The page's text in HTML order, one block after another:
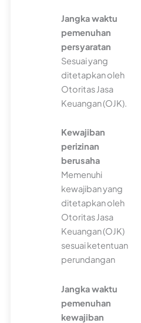
Jangka waktu
pemenuhan
persyaratan
Sesuai yang
ditetapkan oleh
Otoritas Jasa
Keuangan (OJK).
Kewajiban
perizinan
berusaha
Memenuhi
kewajiban yang
ditetapkan oleh
Otoritas Jasa
Keuangan (OJK)
sesuai ketentuan
perundangan
Jangka waktu
pemenuhan
kewajiban